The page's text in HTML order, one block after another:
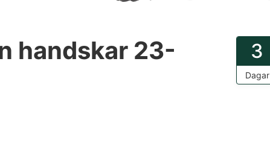
handskar 23-
3
Dagar